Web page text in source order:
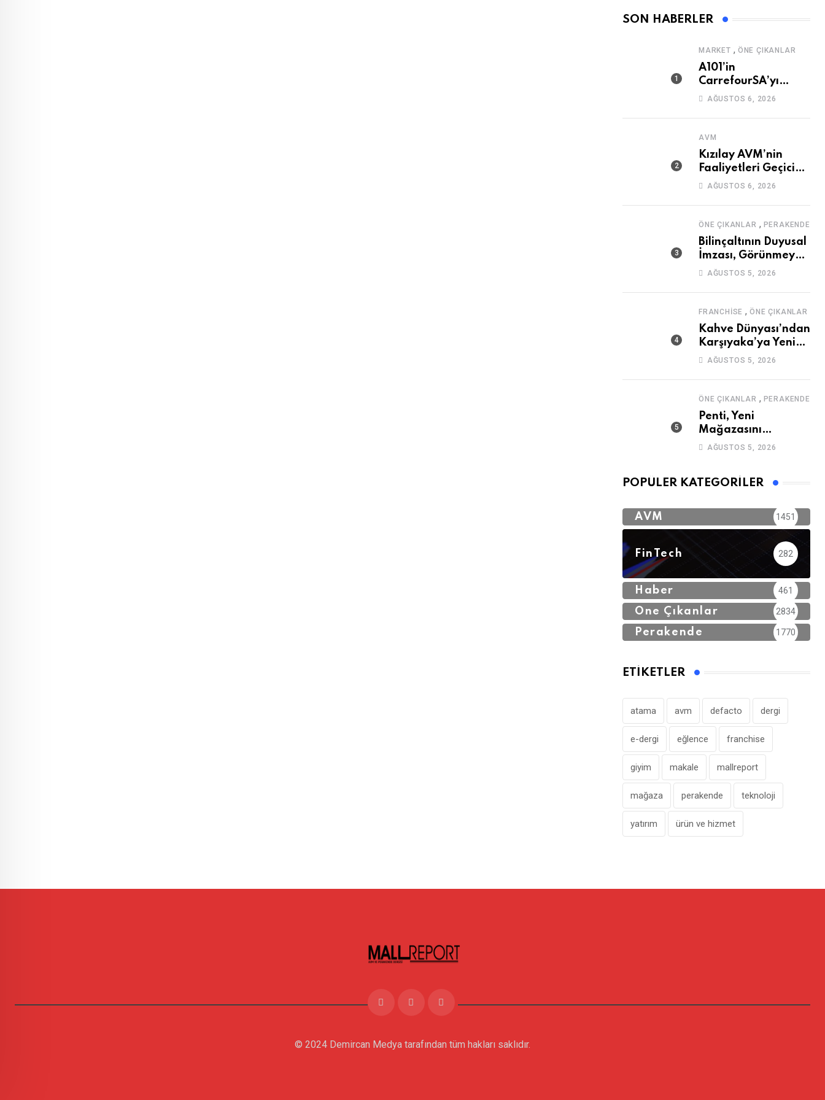
SON HABERLER
MARKET , ÖNE ÇIKANLAR
A101’in
CarrefourSA’yı
Devralmasına Şartlı
AĞUSTOS 6, 2026
AVM
Kızılay AVM’nin
Faaliyetleri Geçici
Olarak Durduruldu
AĞUSTOS 6, 2026
ÖNE ÇIKANLAR , PERAKENDE
Bilinçaltının Duyusal
İmzası, Görünmeyen
Güç
AĞUSTOS 5, 2026
FRANCHISE ,ÖNE ÇIKANLAR
Kahve Dünyası’ndan
Karşıyaka’ya Yeni
Mağaza
AĞUSTOS 5, 2026
ÖNE ÇIKANLAR , PERAKENDE
Penti, Yeni
Mağazasını
Galataport’ta
AĞUSTOS 5, 2026
POPÜLER KATEGORILER
AVM 1451
FinTech 282
Haber 461
Öne Çıkanlar 2834
Perakende 1770
ETIKETLER
atama avm defacto dergi
e-dergi eğlence franchise
giyim makale mallreport
mağaza perakende teknoloji
yatırım ürün ve hizmet
© 2024 Demircan Medya tarafından tüm hakları saklıdır.